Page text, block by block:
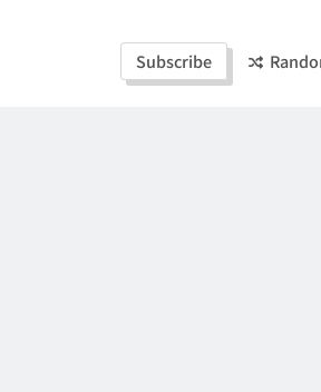
Witness
Subscribe